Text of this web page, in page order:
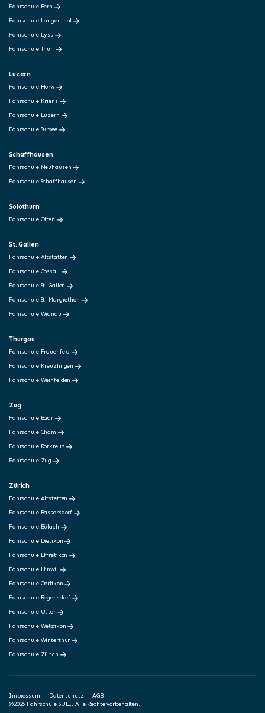
Fahrschule Bern
Fahrschule Langenthal
Fahrschule Lyss
Fahrschule Thun
Luzern
Fahrschule Horw
Fahrschule Kriens
Fahrschule Luzern
Fahrschule Sursee
Schaffhausen
Fahrschule Neuhausen
Fahrschule Schaffhausen
Solothurn
Fahrschule Olten
St. Gallen
Fahrschule Altstätten
Fahrschule Gossau
Fahrschule St. Gallen
Fahrschule St. Margrethen
Fahrschule Widnau
Thurgau
Fahrschule Frauenfeld
Fahrschule Kreuzlingen
Fahrschule Weinfelden
Zug
Fahrschule Baar
Fahrschule Cham
Fahrschule Rotkreuz
Fahrschule Zug
Zürich
Fahrschule Altstetten
Fahrschule Bassersdorf
Fahrschule Bülach
Fahrschule Dietikon
Fahrschule Effretikon
Fahrschule Hinwil
Fahrschule Oerlikon
Fahrschule Regensdorf
Fahrschule Uster
Fahrschule Wetzikon
Fahrschule Winterthur
Fahrschule Zürich
Impressum Datenschutz
AGB
©2026 Fahrschule SULI. Alle Rechte vorbehalten.